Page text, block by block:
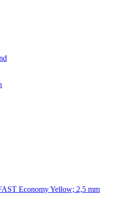
Economy Yellow; 2,5 mm